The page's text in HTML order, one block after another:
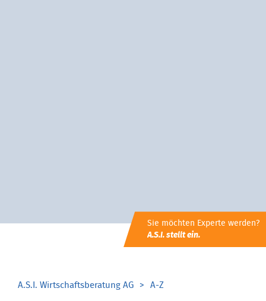
Sie möchten Experte werden?
A.S.I. stellt ein.
A.S.I. Wirtschaftsberatung AG A-Z